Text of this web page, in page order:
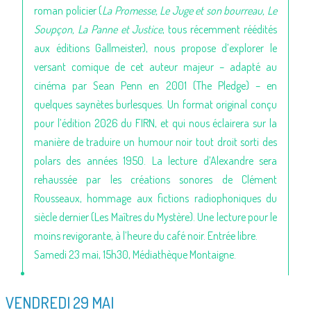
roman policier (La Promesse, Le Juge et son bourreau, Le
Soupçon, La Panne et Justice, tous récemment réédités
aux éditions Gallmeister), nous propose d’explorer le
versant comique de cet auteur majeur – adapté au
cinéma par Sean Penn en 2001 (The Pledge) – en
quelques saynètes burlesques. Un format original conçu
pour l’édition 2026 du FIRN, et qui nous éclairera sur la
manière de traduire un humour noir tout droit sorti des
polars des années 1950. La lecture d’Alexandre sera
rehaussée par les créations sonores de Clément
Rousseaux, hommage aux fictions radiophoniques du
siècle dernier (Les Maîtres du Mystère). Une lecture pour le
moins revigorante, à l’heure du café noir. Entrée libre.
Samedi 23 mai, 15h30, Médiathèque Montaigne.
VENDREDI 29 MAI